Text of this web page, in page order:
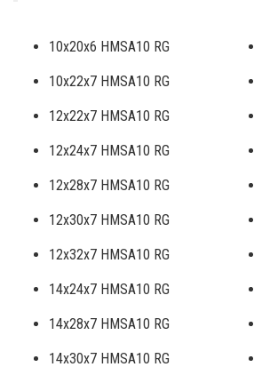
10x20x6 HMSA10 RG
10x22x7 HMSA10 RG
12x22x7 HMSA10 RG
12x24x7 HMSA10 RG
12x28x7 HMSA10 RG
12x30x7 HMSA10 RG
12x32x7 HMSA10 RG
14x24x7 HMSA10 RG
14x28x7 HMSA10 RG
14x30x7 HMSA10 RG